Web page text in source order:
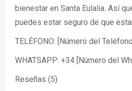
bienestar en Santa Eulalia. Así
puedes estar seguro de que
TELÉFONO: [Número del Teléfono]
WHATSAPP: +34 [Número del
Reseñas (5)